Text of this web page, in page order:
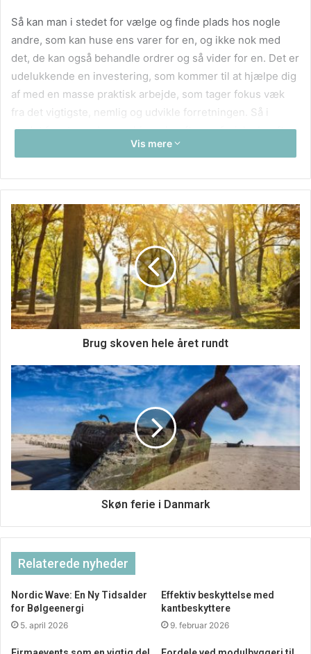
Så kan man i stedet for vælge og finde plads hos nogle
andre, som kan huse ens varer for en, og ikke nok med
det, de kan også behandle ordrer og så vider for en. Det er
udelukkende en investering, som kommer til at hjælpe dig
af med en masse praktisk arbejde, som tager fokus væk
fra det vigtigste, nemlig og udvikle forretningen. Så i
stedet for at man bruger hjernekræfter og fysiske kræfter
på det, kan man lade andre gøre det for en.
Bedre kommunikation med kunderne
Vis mere
Brug skoven hele året rundt
Skøn ferie i Danmark
Relaterede nyheder
Nordic Wave: En Ny Tidsalder
for Bølgeenergi
5. april 2026
Effektiv beskyttelse med
kantbeskyttere
9. februar 2026